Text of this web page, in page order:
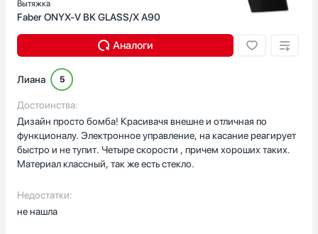
Вытяжка
Faber ONYX-V BK GLASS/X A90
Аналоги
Лиана 5
Достоинства:
Дизайн просто бомба! Красивачя внешне и отличная по
функционалу. Электронное управление, на касание реагирует
быстро и не тупит. Четыре скорости , причем хороших таких.
Материал классный, так же есть стекло.
Недостатки:
не нашла